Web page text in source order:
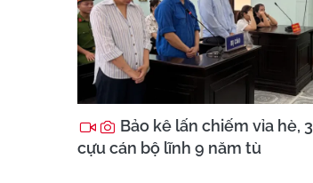
Bảo kê lấn chiếm vỉa hè, 3
cựu cán bộ lĩnh 9 năm tù